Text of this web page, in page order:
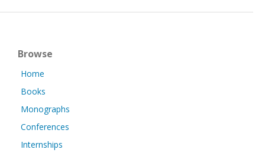
Browse
Home
Books
Monographs
Conferences
Internships